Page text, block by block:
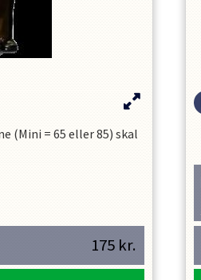
(Mini = 65 eller 85) skal
175 kr.